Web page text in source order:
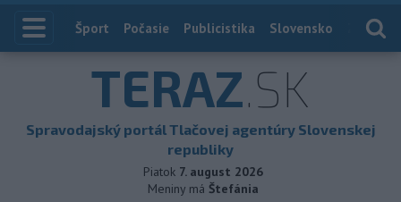
Index
Šport Počasie Publicistika Slovensko
TERAZ.SK
Spravodajský portál Tlačovej agentúry Slovenskej
republiky
Piatok 7. august 2026
Meniny má Štefánia